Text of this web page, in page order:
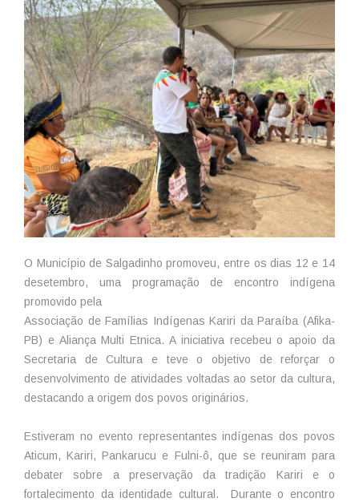
O Município de Salgadinho promoveu, entre os dias 12 e 14
desetembro, uma programação de encontro indígena
promovido pela
Associação de Famílias Indígenas Kariri da Paraíba (Afika-
PB) e Aliança Multi Etnica. A iniciativa recebeu o apoio da
Secretaria de Cultura e teve o objetivo de reforçar o
desenvolvimento de atividades voltadas ao setor da cultura,
destacando a origem dos povos originários.
Estiveram no evento representantes indígenas dos povos
Aticum, Kariri, Pankarucu e Fulni-ô, que se reuniram para
debater sobre a preservação da tradição Kariri e o
fortalecimento da identidade cultural. Durante o encontro